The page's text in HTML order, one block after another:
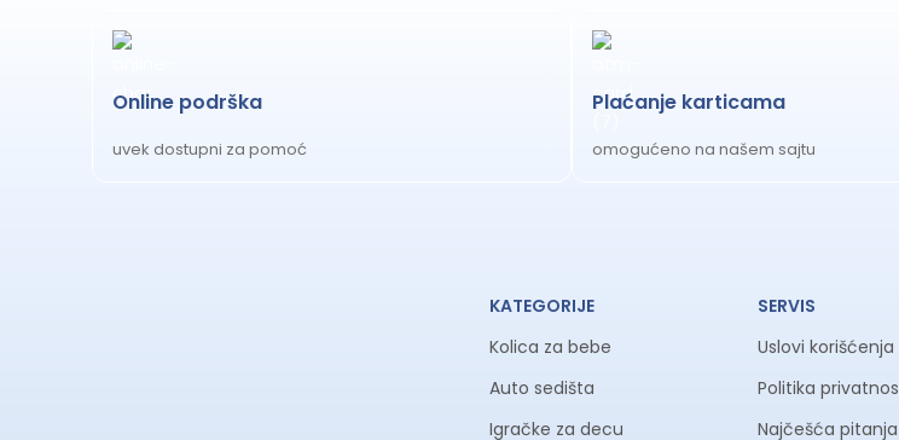
Online podrška
uvek dostupni za pomoć
Plaćanje karticama
omogućeno na našem sajtu
KATEGORIJE
Kolica za bebe
Auto sedišta
Igračke za decu
SERVIS
Uslovi korišćenja
Politika
Najčešća pitanja